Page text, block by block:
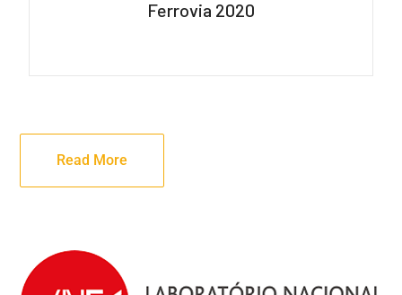
Ferrovia 2020
Read More